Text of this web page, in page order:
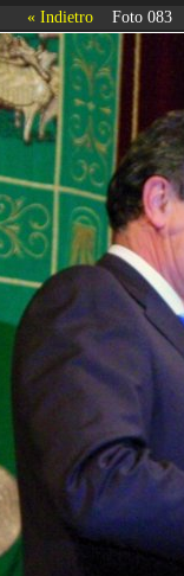
« Indietro Foto 083